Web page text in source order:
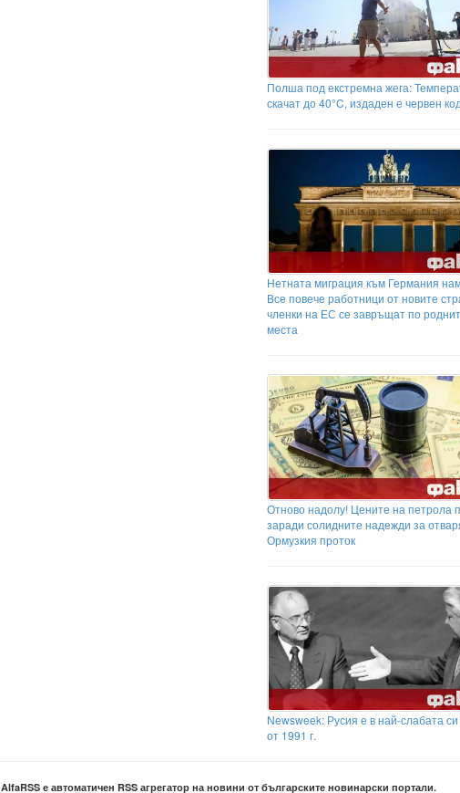
Полша под екстремна жега:
скачат до 40°C, издаден е червен код
Нетната миграция към Германия
Все повече работници от новите
членки на ЕС се завръщат по
места
Отново надолу! Цените на петрола
заради солидните надежди за
Ормузкия проток
Newsweek: Русия е в най-слабата
от 1991 г.
AlfaRSS е автоматичен RSS агрегатор на новини от българските новинарски портали.